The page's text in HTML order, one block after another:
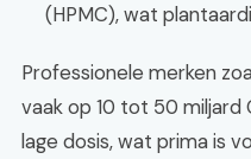
(HPMC), wat
Professionele merken
vaak op 10 tot 50 miljard
lage dosis, wat prima is